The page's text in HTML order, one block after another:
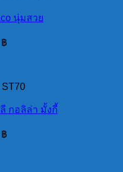
นุ่มสวย
฿
ST70
กอลิล่า มั้งกี้
฿